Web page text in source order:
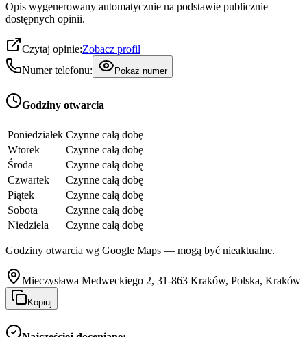
Opis wygenerowany automatycznie na podstawie publicznie
dostępnych opinii.
Czytaj opinie:Zobacz profil
Numer telefonu:
Pokaż numer
Godziny otwarcia
Poniedziałek Czynne całą dobę
Wtorek
Czynne całą dobę
Środa
Czynne całą dobę
Czwartek
Czynne całą dobę
Piątek
Czynne całą dobę
Sobota
Czynne całą dobę
Niedziela
Czynne całą dobę
Godziny otwarcia wg Google Maps — mogą być nieaktualne.
Mieczysława Medweckiego 2, 31-863 Kraków, Polska, Kraków
Kopiuj